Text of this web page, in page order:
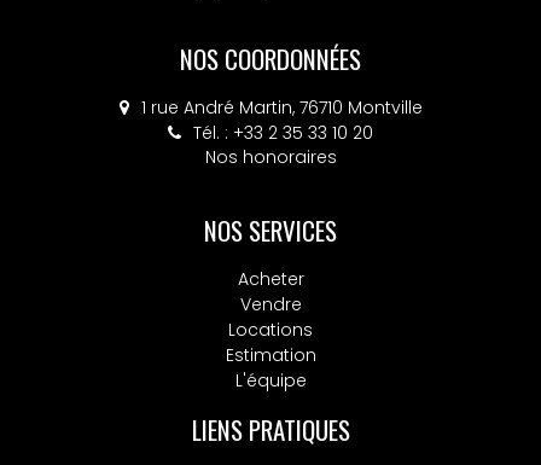
NOS COORDONNÉES
4 place Colbert, 76130 Mont-Saint-Aignan
Tél. : +33 2 32 10 52 14
Nos honoraires
NOS SERVICES
Acheter
Vendre
Locations
Estimation
L'équipe
LIENS PRATIQUES